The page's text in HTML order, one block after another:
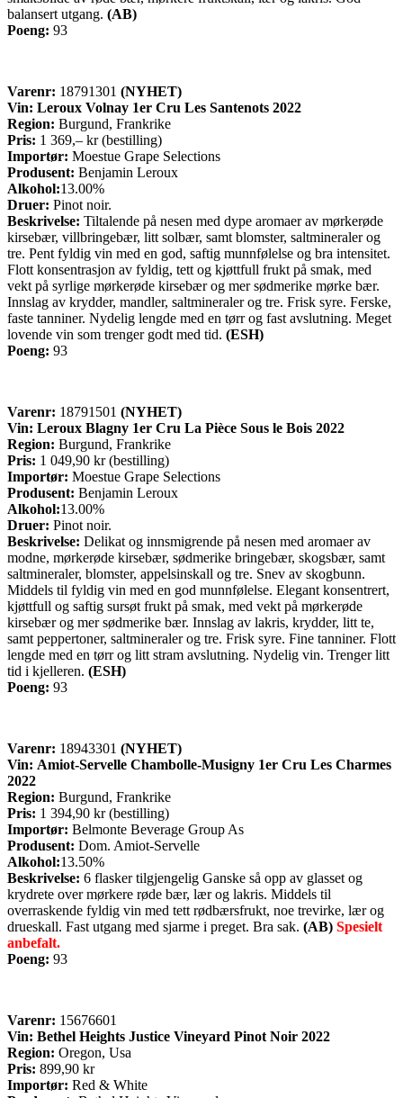
balansert utgang. (AB)
Poeng: 93
Varenr: 18791301 (NYHET)
Vin: Leroux Volnay 1er Cru Les Santenots 2022
Region: Burgund, Frankrike
Pris: 1 369,– kr (bestilling)
Importør: Moestue Grape Selections
Produsent: Benjamin Leroux
Alkohol:13.00%
Druer: Pinot noir.
Beskrivelse: Tiltalende på nesen med dype aromaer av mørkerøde
kirsebær, villbringebær, litt solbær, samt blomster, saltmineraler og
tre. Pent fyldig vin med en god, saftig munnfølelse og bra intensitet.
Flott konsentrasjon av fyldig, tett og kjøttfull frukt på smak, med
vekt på syrlige mørkerøde kirsebær og mer sødmerike mørke bær.
Innslag av krydder, mandler, saltmineraler og tre. Frisk syre. Ferske,
faste tanniner. Nydelig lengde med en tørr og fast avslutning. Meget
lovende vin som trenger godt med tid. (ESH)
Poeng: 93
Varenr: 18791501 (NYHET)
Vin: Leroux Blagny 1er Cru La Pièce Sous le Bois 2022
Region: Burgund, Frankrike
Pris: 1 049,90 kr (bestilling)
Importør: Moestue Grape Selections
Produsent: Benjamin Leroux
Alkohol:13.00%
Druer: Pinot noir.
Beskrivelse: Delikat og innsmigrende på nesen med aromaer av
modne, mørkerøde kirsebær, sødmerike bringebær, skogsbær, samt
saltmineraler, blomster, appelsinskall og tre. Snev av skogbunn.
Middels til fyldig vin med en god munnfølelse. Elegant konsentrert,
kjøttfull og saftig sursøt frukt på smak, med vekt på mørkerøde
kirsebær og mer sødmerike bær. Innslag av lakris, krydder, litt te,
samt peppertoner, saltmineraler og tre. Frisk syre. Fine tanniner. Flott
lengde med en tørr og litt stram avslutning. Nydelig vin. Trenger litt
tid i kjelleren. (ESH)
Poeng: 93
Varenr: 18943301 (NYHET)
Vin: Amiot-Servelle Chambolle-Musigny 1er Cru Les Charmes
2022
Region: Burgund, Frankrike
Pris: 1 394,90 kr (bestilling)
Importør: Belmonte Beverage Group As
Produsent: Dom. Amiot-Servelle
Alkohol:13.50%
Beskrivelse: 6 flasker tilgjengelig Ganske så opp av glasset og
krydrete over mørkere røde bær, lær og lakris. Middels til
overraskende fyldig vin med tett rødbærsfrukt, noe trevirke, lær og
drueskall. Fast utgang med sjarme i preget. Bra sak. (AB) Spesielt
anbefalt.
Poeng: 93
Varenr: 15676601
Vin: Bethel Heights Justice Vineyard Pinot Noir 2022
Region: Oregon, Usa
Pris: 899,90 kr
Importør: Red & White